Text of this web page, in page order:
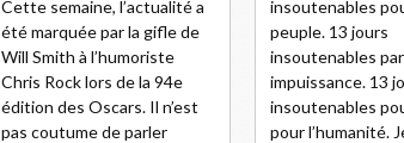
Cette semaine, l’actualité a
été marquée par la gifle de
Will Smith à l’humoriste
Chris Rock lors de la 94e
édition des Oscars. Il n’est
pas coutume de parler
insoutenables
peuple. 13 jours
insoutenables
impuissance. 13
insoutenables
pour l’humanité.